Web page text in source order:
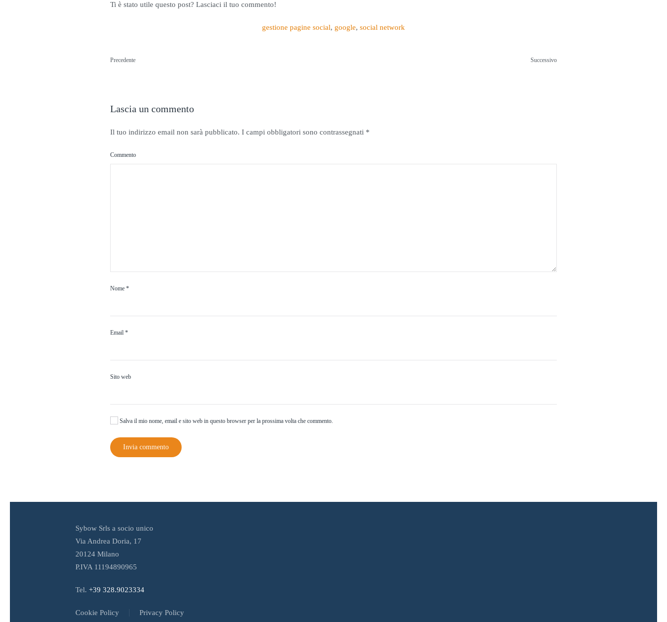
Ti è stato utile questo post? Lasciaci il tuo commento!
gestione pagine social, google, social network
Precedente Successivo
Lascia un commento
Il tuo indirizzo email non sarà pubblicato. I campi obbligatori sono contrassegnati *
Commento
Nome *
Email *
Sito web
Salva il mio nome, email e sito web in questo browser per la prossima volta che commento.
Invia commento
Sybow Srls a socio unico
Via Andrea Doria, 17
20124 Milano
P.IVA 11194890965
Tel. +39 328.9023334
Cookie Policy Privacy Policy